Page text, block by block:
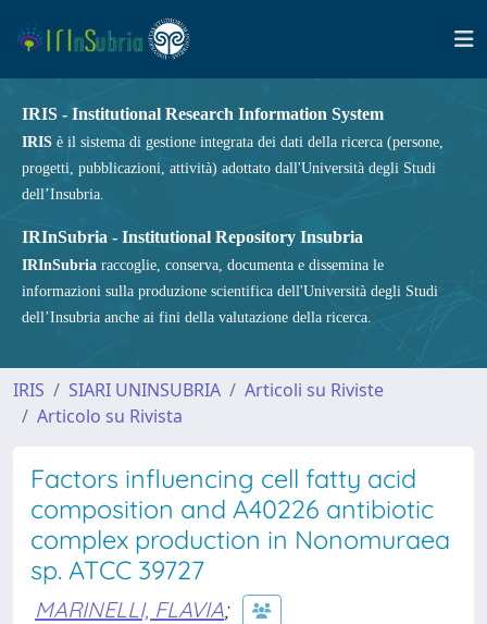
IRIS - Institutional Research Information System
IRIS è il sistema di gestione integrata dei dati della ricerca (persone,
progetti, pubblicazioni, attività) adottato dall'Università degli Studi
dell’Insubria.
IRInSubria - Institutional Repository Insubria
IRInSubria raccoglie, conserva, documenta e dissemina le
informazioni sulla produzione scientifica dell'Università degli Studi
dell’Insubria anche ai fini della valutazione della ricerca.
IRIS SIARI UNINSUBRIA
Articoli su Riviste
Articolo su Rivista
Factors influencing cell fatty acid
composition and A40226 antibiotic
complex production in Nonomuraea
sp. ATCC 39727
MARINELLI, FLAVIA;